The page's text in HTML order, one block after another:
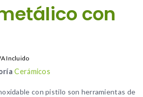
con
Incluido
Cerámicos
con pistilo son herramientas de